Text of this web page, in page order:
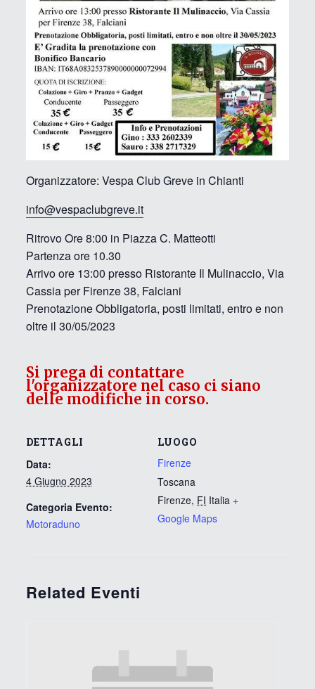
Organizzatore: Vespa Club Greve in Chianti
info@vespaclubgreve.it
Ritrovo Ore 8:00 in Piazza C. Matteotti
Partenza ore 10.30
Arrivo ore 13:00 presso Ristorante Il Mulinaccio, Via
Cassia per Firenze 38, Falciani
Prenotazione Obbligatoria, posti limitati, entro e non
oltre il 30/05/2023
DETTAGLI
Data:
4 Giugno 2023
Categoria Evento:
Motoraduno
LUOGO
Firenze
Toscana
Firenze, FI Italia +
Google Maps
Related Eventi
Si prega di contattare
l'organizzatore nel caso ci siano
delle modifiche in corso.